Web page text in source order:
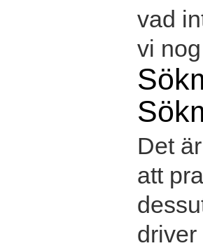
vad
vi
Det
att